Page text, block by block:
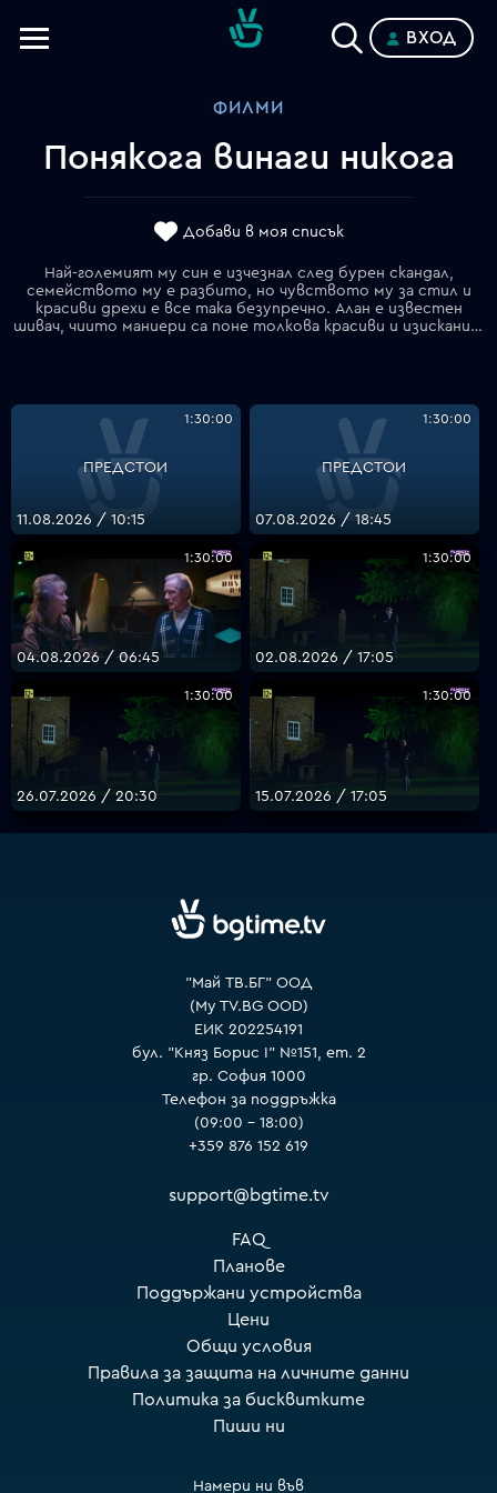
VOYO
ВХОД
ФИЛМИ
Понякога винаги никога
Добави в моя списък
Най-големият му син е изчезнал след бурен скандал,
семейството му е разбито, но чувството му за стил и
красиви дрехи е все така безупречно. Алан e известен
шивач, чиито маниери са поне толкова красиви и изискани, колкото костюмите, които шие за своите претенциозни, богати клиенти. Той е прекарал години в търсене на изчезналия си най-голям син Майкъл, който е напуснал семейното огнище след скандал по време на особено ожесточена игра на скрабъл.
ПРЕДСТОИ
1:30:00
11.08.2026 / 10:15
ПРЕДСТОИ
1:30:00
07.08.2026 / 18:45
1:30:00
04.08.2026 / 06:45
1:30:00
02.08.2026 / 17:05
1:30:00
26.07.2026 / 20:30
1:30:00
15.07.2026 / 17:05
"Май ТВ.БГ" ООД
(My TV.BG OOD)
ЕИК 202254191
бул. "Княз Борис I" №151, ет. 2
гр. София 1000
Телефон за поддръжка
(09:00 – 18:00)
+359 876 152 619
support@bgtime.tv
FAQ
Планове
Поддържани устройства
Цени
Общи условия
Правила за защита на личните данни
Политика за бисквитките
Пиши ни
Намери ни във